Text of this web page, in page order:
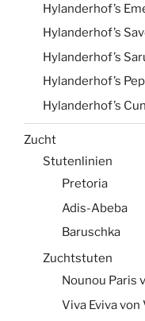
Hylanderhof’s
Hylanderhof’s
Hylanderhof’s
Hylanderhof’s
Hylanderhof’s
Zucht
Stutenlinien
Pretoria
Adis-Abeba
Baruschka
Zuchtstuten
Nounou Paris
Viva Eviva